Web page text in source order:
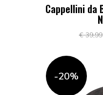
Cappellini da
€ 39,99
-20%